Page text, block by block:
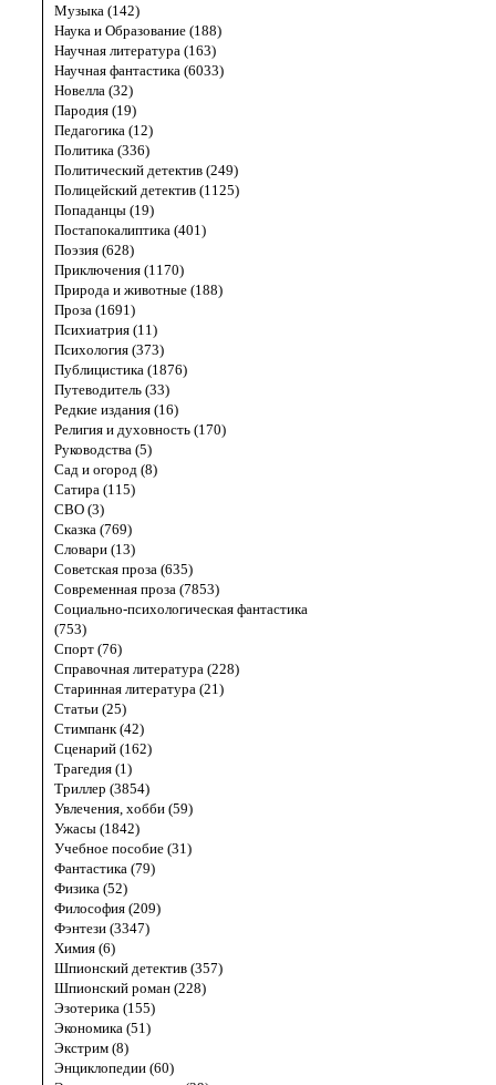
Музыка (142)
Наука и Образование (188)
Научная литература (163)
Научная фантастика (6033)
Новелла (32)
Пародия (19)
Педагогика (12)
Политика (336)
Политический детектив (249)
Полицейский детектив (1125)
Попаданцы (19)
Постапокалиптика (401)
Поэзия (628)
Приключения (1170)
Природа и животные (188)
Проза (1691)
Психиатрия (11)
Психология (373)
Публицистика (1876)
Путеводитель (33)
Редкие издания (16)
Религия и духовность (170)
Руководства (5)
Сад и огород (8)
Сатира (115)
СВО (3)
Сказка (769)
Словари (13)
Советская проза (635)
Современная проза (7853)
Социально-психологическая фантастика
(753)
Спорт (76)
Справочная литература (228)
Старинная литература (21)
Статьи (25)
Стимпанк (42)
Сценарий (162)
Трагедия (1)
Триллер (3854)
Увлечения, хобби (59)
Ужасы (1842)
Учебное пособие (31)
Фантастика (79)
Физика (52)
Философия (209)
Фэнтези (3347)
Химия (6)
Шпионский детектив (357)
Шпионский роман (228)
Эзотерика (155)
Экономика (51)
Экстрим (8)
Энциклопедии (60)